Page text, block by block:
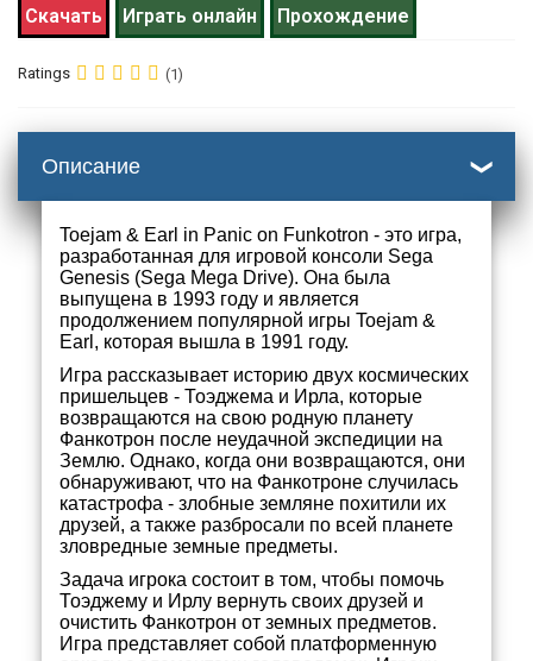
Скачать Играть онлайн Прохождение
Ratings (1)
Описание
Toejam & Earl in Panic on Funkotron - это игра,
разработанная для игровой консоли Sega
Genesis (Sega Mega Drive). Она была
выпущена в 1993 году и является
продолжением популярной игры Toejam &
Earl, которая вышла в 1991 году.
Игра рассказывает историю двух космических
пришельцев - Тоэджема и Ирла, которые
возвращаются на свою родную планету
Фанкотрон после неудачной экспедиции на
Землю. Однако, когда они возвращаются, они
обнаруживают, что на Фанкотроне случилась
катастрофа - злобные земляне похитили их
друзей, а также разбросали по всей планете
зловредные земные предметы.
Задача игрока состоит в том, чтобы помочь
Тоэджему и Ирлу вернуть своих друзей и
очистить Фанкотрон от земных предметов.
Игра представляет собой платформенную